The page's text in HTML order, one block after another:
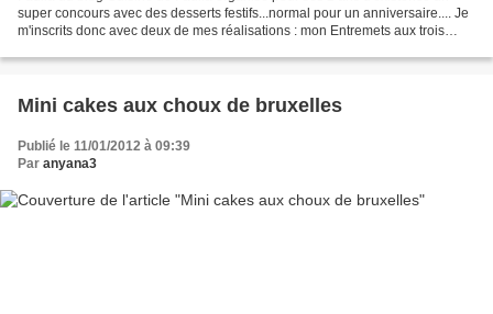
super concours avec des desserts festifs...normal pour un anniversaire.... Je
m'inscrits donc avec deux de mes réalisations : mon Entremets aux trois
Mini cakes aux choux de bruxelles
Publié le 11/01/2012 à 09:39
Par anyana3